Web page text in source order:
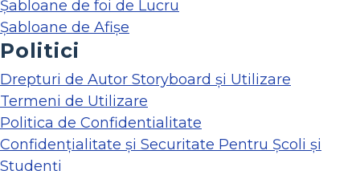
Șabloane de foi de Lucru
Șabloane de Afișe
Politici
Drepturi de Autor Storyboard și Utilizare
Termeni de Utilizare
Politica de Confidentialitate
Confidențialitate și Securitate Pentru Școli și
Studenți